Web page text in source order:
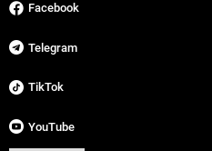
Facebook
Telegram
TikTok
YouTube